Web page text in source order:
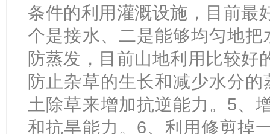
条件的利用灌溉设施，目前最
个是接水、二是能够均匀地
防蒸发，目前山地利用比较好
防止杂草的生长和减少水分
土除草来增加抗逆能力。5、
和抗旱能力。6、利用修剪掉